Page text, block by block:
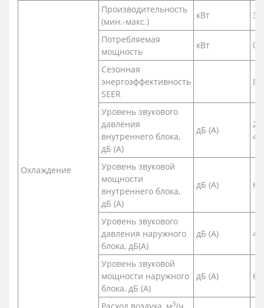
Охлаждение
Производительность
(мин.-макс.)
кВт
Потребляемая
мощность
кВт
Сезонная
энергоэффективность
SEER
Уровень звукового
давления
внутреннего блока,
дБ (А)
дБ (А)
42
Уровень звуковой
мощности
внутреннего блока,
дБ (А)
дБ (А) 60
Уровень звукового
давления наружного
блока, дБ(A)
дБ (А) 49
Уровень звуковой
мощности наружного
блока, дБ (А)
дБ (А) 61
3